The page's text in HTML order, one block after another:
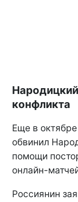
конфликта
Еще в
обвинил
помощи
онлайн-
Россиянин